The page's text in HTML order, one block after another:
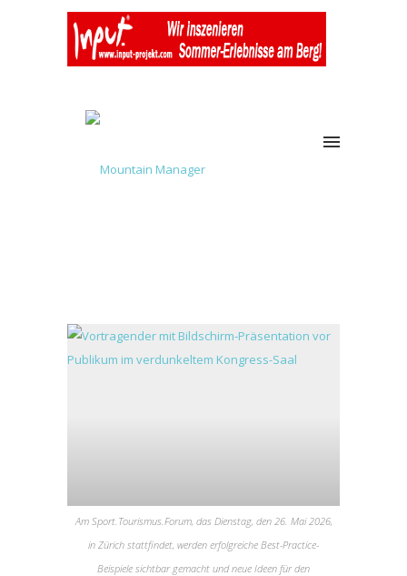
Am Sport.Tourismus.Forum, das Dienstag, den 26. Mai 2026,
in Zürich stattfindet, werden erfolgreiche Best-Practice-
Beispiele sichtbar gemacht und neue Ideen für den